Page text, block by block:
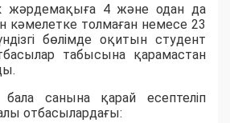
жәрдемақыға 4 және одан да
кәмелетке толмаған немесе 23
бөлімде оқитын студент
табысына қарамастан
санына қарай есептеліп
отбасылардағы: